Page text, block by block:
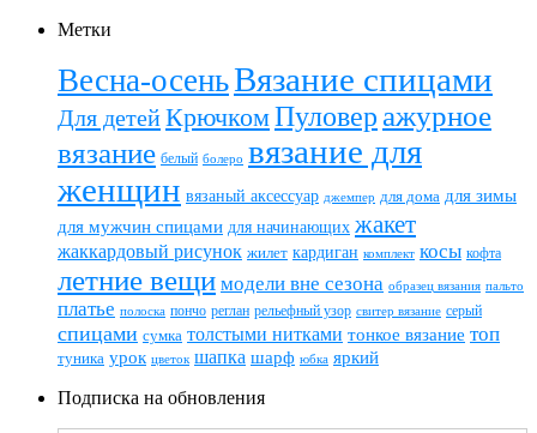
Метки
Весна-осеньВязание спицами
Для детейКрючкомПуловер ажурное
вязание белый болеро вязание для
женщин вязаный аксессуар джемпер для дома для зимы
для мужчин спицами для начинающих жакет
жаккардовый рисунок жилет кардиган комплект косы кофта
летние вещи модели вне сезона образец вязания пальто
платье полоска пончо реглан рельефный узор свитер вязание серый
спицами сумка толстыми нитками тонкое вязание топ
туника урок цветок шапка шарф юбка яркий
Подписка на обновления